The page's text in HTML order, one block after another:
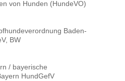
von Hunden (HundeVO)
Baden-
BW
/ bayerische
HundGefV